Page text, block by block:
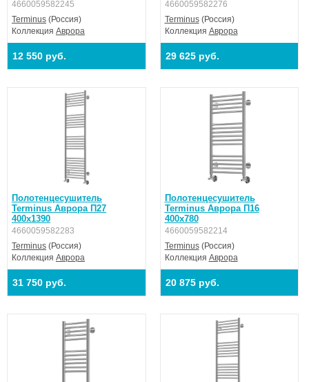
4660059582245
Terminus (Россия)
Коллекция Аврора
12 550 руб.
4660059582276
Terminus(Россия)
Коллекция Аврора
29 625 руб.
Полотенцесушитель
Terminus Аврора П27
400х1390
4660059582283
Terminus (Россия)
Коллекция Аврора
31 750 руб.
Полотенцесушитель
Terminus Аврора П16
400х780
4660059582214
Terminus(Россия)
Коллекция Аврора
20 875 руб.